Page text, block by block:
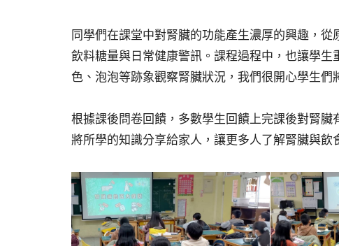
同學們在課堂中對腎臟的功能產生濃厚的興趣，
飲料糖量與日常健康警訊。課程過程中，也讓學
色、泡泡等跡象觀察腎臟狀況，我們很開心學生們
根據課後問卷回饋，多數學生回饋上完課後對腎
將所學的知識分享給家人，讓更多人了解腎臟與飲